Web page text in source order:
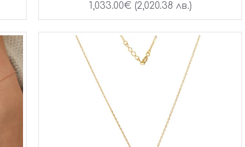
1,033.00€ (2,020.38 лв.)